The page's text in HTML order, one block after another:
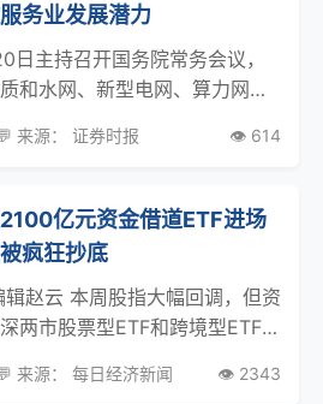
务业发展潜力
日主持召开国务院常务会议，
和水网、新型电网、算力网、
审议通过《知识产权保护和运
来源： 证券时报 👁️ 614
亿元资金借道ETF进场
疯狂抄底
赵云 本周股指大幅回调，但资
两市股票型ETF和跨境型ETF合
好，而卫星、半导体设备相关
来源： 每日经济新闻 👁️ 2343